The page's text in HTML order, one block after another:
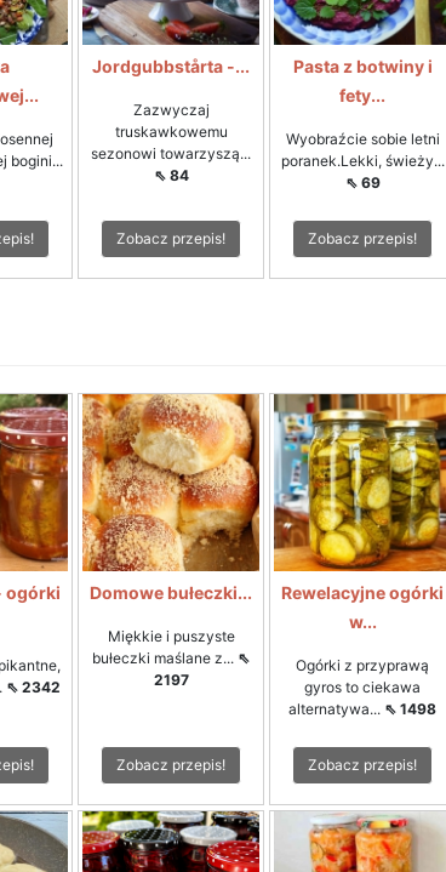
bogini...
Jordgubbstårta -...
Zazwyczaj
truskawkowemu
sezonowi towarzyszą...
⇖ 84
Zobacz przepis!
Pasta z botwiny i
fety...
Wyobraźcie sobie letni
poranek.Lekki, świeży...
⇖ 69
Zobacz przepis!
ogórki
⇖ 2342
Domowe bułeczki...
Miękkie i puszyste
bułeczki maślane z... ⇖
2197
Zobacz przepis!
Rewelacyjne ogórki
w...
Ogórki z przyprawą
gyros to ciekawa
alternatywa... ⇖ 1498
Zobacz przepis!